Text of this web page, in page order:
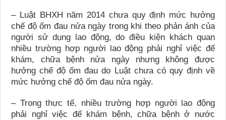
– Luật BHXH năm 2014 chưa quy định mức hưởng
chế độ ốm đau nửa ngày trong khi theo phản ánh của
người sử dụng lao động, do điều kiện khách quan
nhiều trường hợp người lao động phải nghỉ việc để
khám, chữa bệnh nửa ngày nhưng không được
hưởng chế độ ốm đau do Luật chưa có quy định về
mức hưởng chế độ ốm đau nửa ngày.
– Trong thực tế, nhiều trường hợp người lao động
phải nghỉ việc để khám bệnh, chữa bệnh ở nước